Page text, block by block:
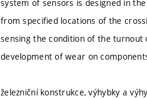
system of sensors is designed in
from specified locations of the
sensing the condition of the
development of wear on
železniční konstrukce, výhybky a